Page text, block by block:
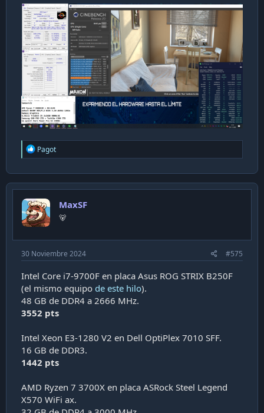
R
e
c
t
o
n
s
Pagot
MaxSF
🐻
30 Noviembre 2024 #575
Intel Core i7-9700F en placa Asus ROG STRIX B250F
(el mismo equipo de este hilo).
48 GB de DDR4 a 2666 MHz.
3552 pts
Intel Xeon E3-1280 V2 en Dell OptiPlex 7010 SFF.
16 GB de DDR3.
1442 pts
AMD Ryzen 7 3700X en placa ASRock Steel Legend
X570 WiFi ax.